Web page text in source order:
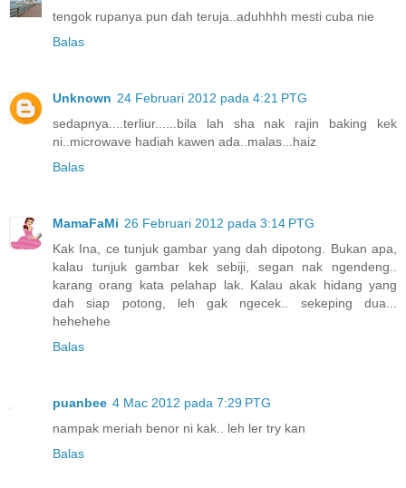
tengok rupanya pun dah teruja..aduhhhh mesti cuba nie
Balas
Unknown 24 Februari 2012 pada 4:21 PTG
sedapnya....terliur......bila lah sha nak rajin baking kek
ni..microwave hadiah kawen ada..malas...haiz
Balas
MamaFaMi 26 Februari 2012 pada 3:14 PTG
Kak Ina, ce tunjuk gambar yang dah dipotong. Bukan apa,
kalau tunjuk gambar kek sebiji, segan nak ngendeng..
karang orang kata pelahap lak. Kalau akak hidang yang
dah siap potong, leh gak ngecek.. sekeping dua...
hehehehe
Balas
puanbee 4 Mac 2012 pada 7:29 PTG
nampak meriah benor ni kak.. leh ler try kan
Balas